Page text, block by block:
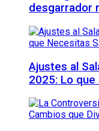
desgarrador
Ajustes al
2025: Lo